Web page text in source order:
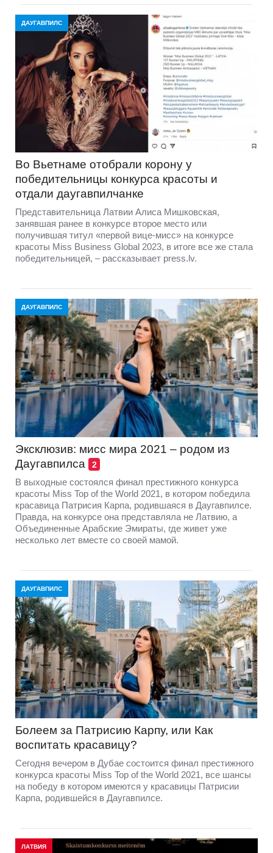
ДАУГАВПИЛС
Во Вьетнаме отобрали корону у
победительницы конкурса красоты и
отдали даугавпилчанке
Представительница Латвии Алиса Мишковская,
занявшая ранее в конкурсе второе место или
получившая титул «первой вице-мисс» на конкурсе
красоты Miss Business Global 2023, в итоге все же стала
победительницей, – рассказывает press.lv.
ДАУГАВПИЛС
Эксклюзив: мисс мира 2021 – родом из
Даугавпилса
2
В выходные состоялся финал престижного конкурса
красоты Miss Top of the World 2021, в котором победила
красавица Патрисия Карпа, родившаяся в Даугавпилсе.
Правда, на конкурсе она представляла не Латвию, а
Объединенные Арабские Эмираты, где живет уже
несколько лет вместе со своей мамой.
ДАУГАВПИЛС
Болеем за Патрисию Карпу, или Как
воспитать красавицу?
Сегодня вечером в Дубае состоится финал престижного
конкурса красоты Miss Top of the World 2021, все шансы
на победу в котором имеются у красавицы Патрисии
Карпа, родившейся в Даугавпилсе.
ЛАТВИЯ